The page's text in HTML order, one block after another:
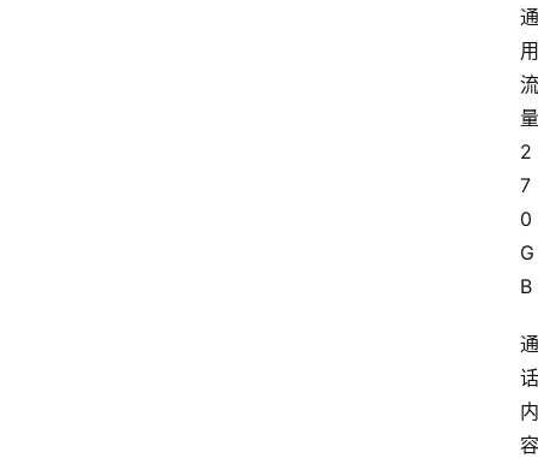
通
用
流
量
2
7
0
G
B
通
话
内
容